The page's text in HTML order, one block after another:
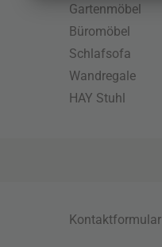
Gartenmöbel
Büromöbel
Schlafsofa
Wandregale
HAY Stuhl
Kontaktformular